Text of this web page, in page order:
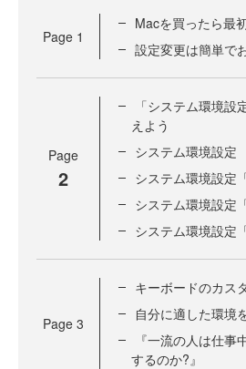
Page 1
Macを買ったら最
設定変更は簡単で
Page
2
「システム環境
えよう
システム環境設定
システム環境設定
システム環境設定
システム環境設定
Page 3
キーボードのカス
自分に適した環境
『一流の人は仕事
するのか?』